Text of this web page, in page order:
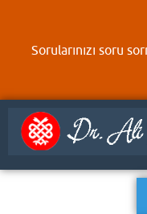
Sorularınızı soru